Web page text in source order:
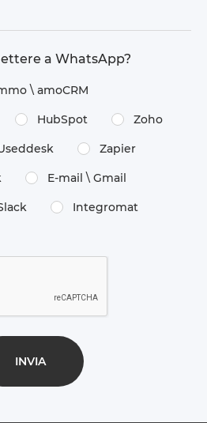
a WhatsApp?
\​ amoCRM
HubSpot Zoho
Zapier
E-mail \​ Gmail
Integromat